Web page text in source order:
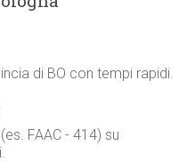
di BO con tempi rapidi.
FAAC - 414) su